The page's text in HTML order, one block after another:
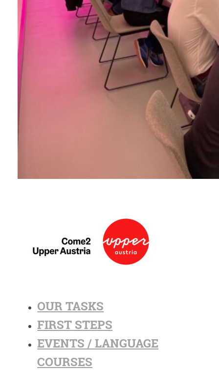
OUR TASKS
FIRST STEPS
EVENTS / LANGUAGE
COURSES